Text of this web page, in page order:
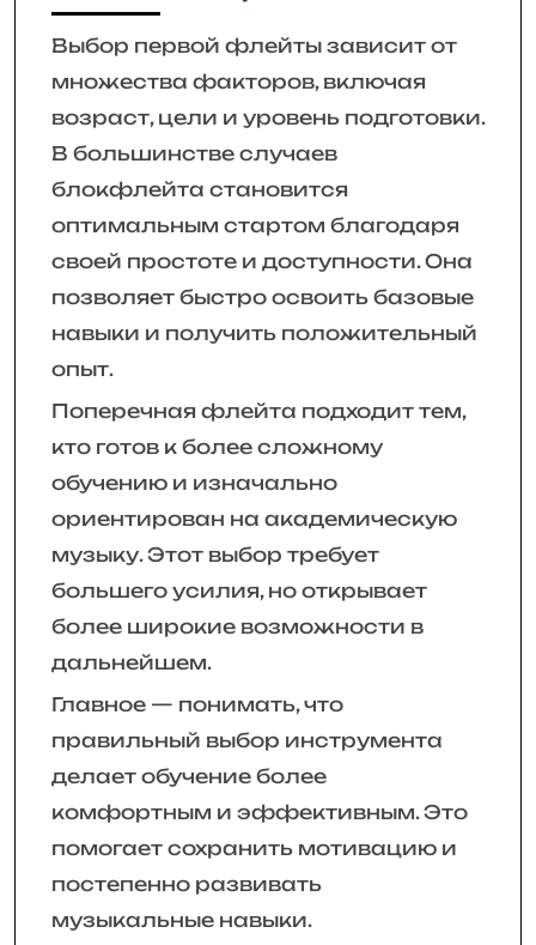
Выбор первой флейты зависит от
множества факторов, включая
возраст, цели и уровень подготовки.
В большинстве случаев
блокфлейта становится
оптимальным стартом благодаря
своей простоте и доступности. Она
позволяет быстро освоить базовые
навыки и получить положительный
опыт.
Поперечная флейта подходит тем,
кто готов к более сложному
обучению и изначально
ориентирован на академическую
музыку. Этот выбор требует
большего усилия, но открывает
более широкие возможности в
дальнейшем.
Главное — понимать, что
правильный выбор инструмента
делает обучение более
комфортным и эффективным. Это
помогает сохранить мотивацию и
постепенно развивать
музыкальные навыки.